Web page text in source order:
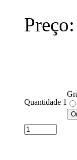
Quantidade 1